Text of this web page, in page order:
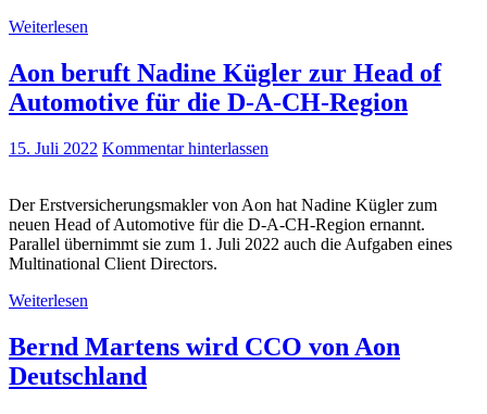
Weiterlesen
Aon beruft Nadine Kügler zur Head of
Automotive für die D-A-CH-Region
15. Juli 2022 Kommentar hinterlassen
Der Erstversicherungsmakler von Aon hat Nadine Kügler zum
neuen Head of Automotive für die D-A-CH-Region ernannt.
Parallel übernimmt sie zum 1. Juli 2022 auch die Aufgaben eines
Multinational Client Directors.
Weiterlesen
Bernd Martens wird CCO von Aon
Deutschland